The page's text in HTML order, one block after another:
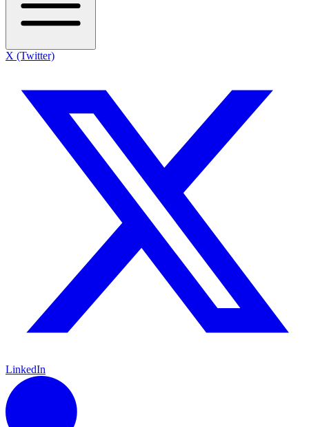
X (Twitter)
LinkedIn